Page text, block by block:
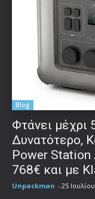
Blog
Φτάνει μέχρι
Δυνατότερο,
Power Station
768€ και με
Unpackman - 25